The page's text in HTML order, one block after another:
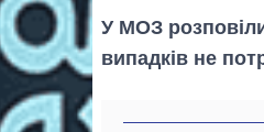
У МОЗ
випадків не